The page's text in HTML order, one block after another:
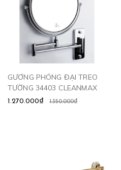
GƯƠNG PHÓNG ĐẠI TREO
TƯỜNG 34403 CLEANMAX
1.270.000₫ 1.350.000₫